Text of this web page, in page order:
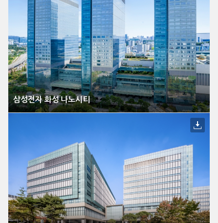
삼성전자 화성 나노시티